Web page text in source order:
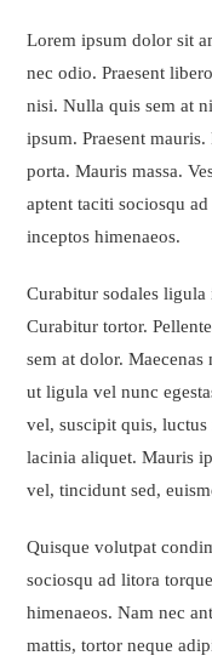
Lorem ipsum dolor sit
nec odio. Praesent
nisi. Nulla quis sem at
ipsum. Praesent
porta. Mauris massa.
aptent taciti sociosqu
inceptos himenaeos.
Curabitur sodales
Curabitur tortor.
sem at dolor.
ut ligula vel nunc
vel, suscipit quis, luctus
lacinia aliquet. Mauris
vel, tincidunt sed,
Quisque volutpat
sociosqu ad litora
himenaeos. Nam nec
mattis, tortor neque